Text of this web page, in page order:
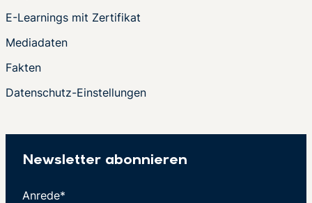
E-Learnings mit Zertifikat
Mediadaten
Fakten
Datenschutz-Einstellungen
Newsletter abonnieren
Anrede*